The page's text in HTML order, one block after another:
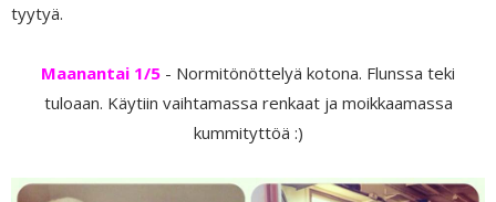
tyytyä.
Maanantai 1/5 - Normitönöttelyä kotona. Flunssa teki
tuloaan. Käytiin vaihtamassa renkaat ja moikkaamassa
kummityttöä :)